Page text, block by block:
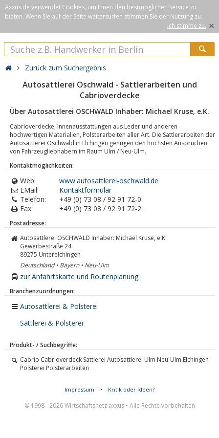
Axxus.de verwendet Cookies, um Ihnen den bestmöglichen Service zu
bieten. Wenn Sie auf der Seite weitersurfen stimmen Sie der Nutzung zu.
Ich stimme zu. ×
Zurück zum Suchergebnis
Autosattlerei Oschwald - Sattlerarbeiten und
Cabrioverdecke
Über Autosattlerei OSCHWALD Inhaber: Michael Kruse, e.K.
Cabrioverdecke, Innenausstattungen aus Leder und anderen
hochwertigen Materialien, Polsterarbeiten aller Art. Die Sattlerarbeiten der
Autosattlerei Oschwald in Elchingen genügen den höchsten Ansprüchen
von Fahrzeugliebhabern im Raum Ulm / Neu-Ulm.
Kontaktmöglichkeiten:
Web:
www.autosattlerei-oschwald.de
EMail:
Kontaktformular
Telefon:
+49 (0) 73 08 / 92 91 72-0
Fax:
+49 (0) 73 08 / 92 91 72-2
Postadresse:
Autosattlerei OSCHWALD Inhaber: Michael Kruse, e.K.
Gewerbestraße 24
89275 Unterelchingen
Deutschland • Bayern • Neu-Ulm
zur Anfahrtskarte und Routenplanung
Branchenzuordnungen:
Autosattlerei & Polsterei
Sattlerei & Polsterei
Produkt- / Suchbegriffe:
Cabrio Cabrioverdeck Sattlerei Autosattlerei Ulm Neu-Ulm Elchingen
Polsterei Polsterarbeiten
Impressum • Kritik oder Ideen?
© 1998 - 2026 Wirtschaftsnetz axxus • Alle Rechte vorbehalten